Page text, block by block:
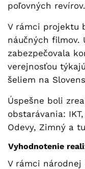
poľovných revírov.
V rámci projektu
náučných filmov.
zabezpečovala
verejnosťou
šeliem na
Úspešne boli
obstarávania:
Odevy, Zimný a
Vyhodnotenie
V rámci